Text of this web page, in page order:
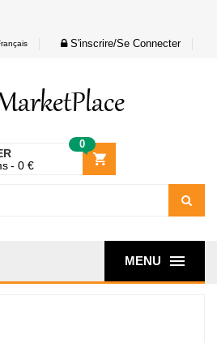
S'inscrire/Se Connecter
0
0 €
MENU